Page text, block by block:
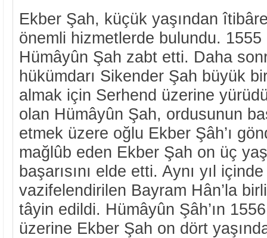
Ekber Şah, küçük yaşından
önemli hizmetlerde bulundu. 1555
Hümâyûn Şah zabt etti. Daha
hükümdarı Sikender Şah büyük
almak için Serhend üzerine
olan Hümâyûn Şah, ordusunun
etmek üzere oğlu Ekber Şâh’ı
mağlûb eden Ekber Şah on üç
başarısını elde etti. Aynı yıl
vazifelendirilen Bayram Hân’la
tâyin edildi. Hümâyûn Şâh’ın
üzerine Ekber Şah on dört